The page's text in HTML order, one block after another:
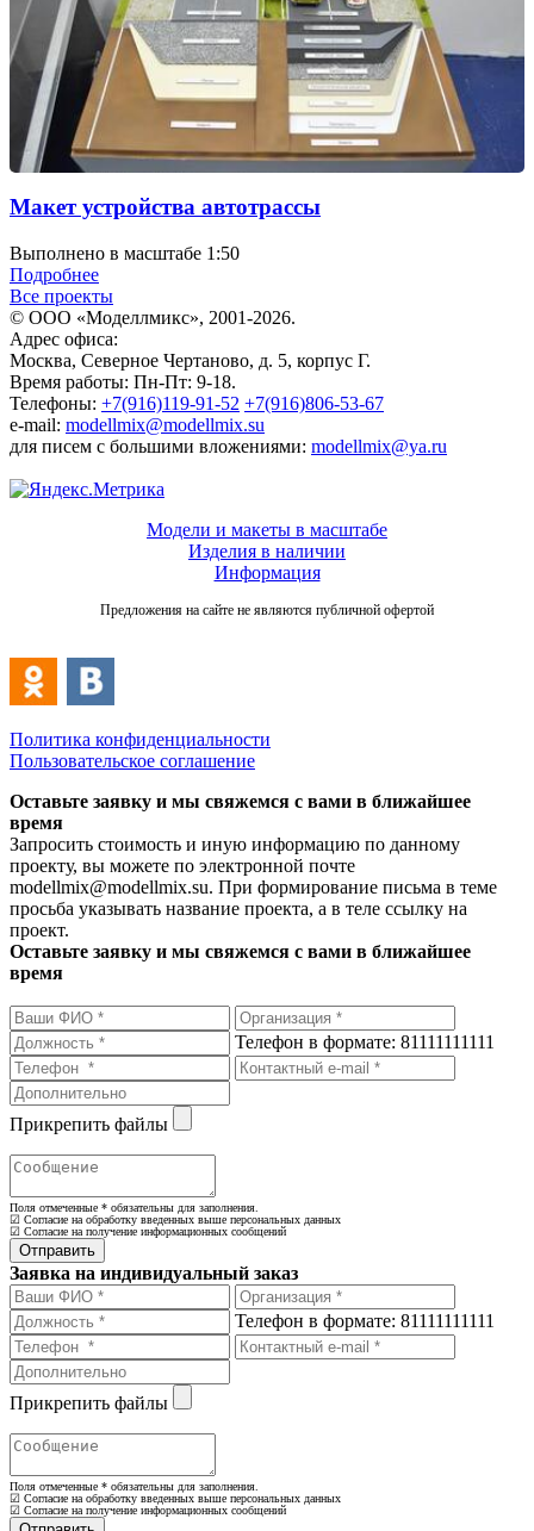
Макет устройства автотрассы
Выполнено в масштабе 1:50
Подробнее
Все проекты
© ООО «Моделлмикс», 2001-2026.
Адрес офиса:
Москва, Северное Чертаново, д. 5, корпус Г.
Время работы: Пн-Пт: 9-18.
Телефоны: +7(916)119-91-52 +7(916)806-53-67
e-mail: modellmix@modellmix.su
для писем с большими вложениями: modellmix@ya.ru
Модели и макеты в масштабе
Изделия в наличии
Информация
Предложения на сайте не являются публичной офертой
Политика конфиденциальности
Пользовательское соглашение
Оставьте заявку и мы свяжемся с вами в ближайшее
время
Запросить стоимость и иную информацию по данному
проекту, вы можете по электронной почте
modellmix@modellmix.su. При формирование письма в теме
просьба указывать название проекта, а в теле ссылку на
проект.
Оставьте заявку и мы свяжемся с вами в ближайшее
время
Телефон в формате: 81111111111
Прикрепить файлы
Поля отмеченные * обязательны для заполнения.
☑ Согласие на обработку введенных выше персональных данных
☑ Согласие на получение информационных сообщений
Заявка на индивидуальный заказ
Телефон в формате: 81111111111
Прикрепить файлы
Поля отмеченные * обязательны для заполнения.
☑ Согласие на обработку введенных выше персональных данных
☑ Согласие на получение информационных сообщений